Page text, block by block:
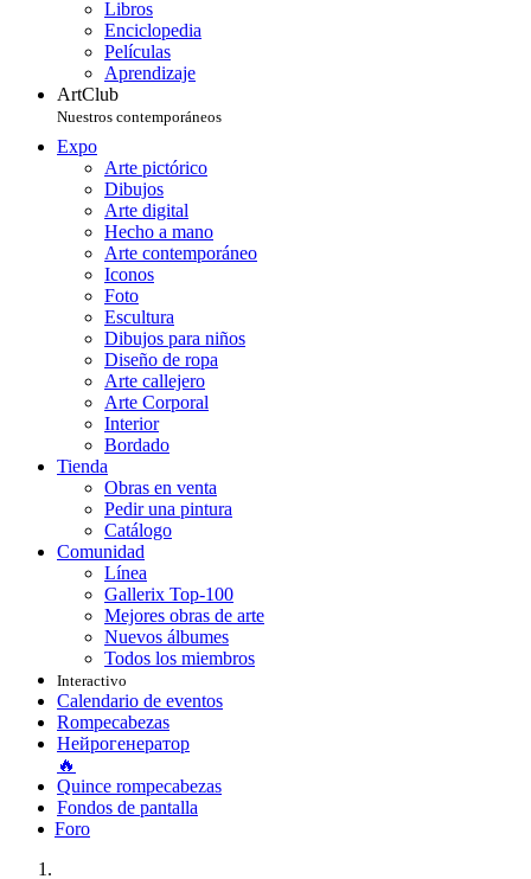
Libros
Enciclopedia
Películas
Aprendizaje
ArtClub
Nuestros contemporáneos
Expo
Arte pictórico
Dibujos
Arte digital
Hecho a mano
Arte contemporáneo
Iconos
Foto
Escultura
Dibujos para niños
Diseño de ropa
Arte callejero
Arte Corporal
Interior
Bordado
Tienda
Obras en venta
Pedir una pintura
Catálogo
Comunidad
Línea
Gallerix Top-100
Mejores obras de arte
Nuevos álbumes
Todos los miembros
Interactivo
Calendario de eventos
Rompecabezas
Нейрогенератор
🔥
Quince rompecabezas
Fondos de pantalla
Foro